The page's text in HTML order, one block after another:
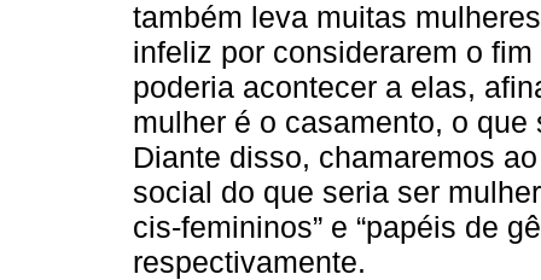
também leva muitas
infeliz por considerarem o
poderia acontecer a elas,
mulher é o casamento, o
Diante disso, chamaremos
social do que seria ser
cis-femininos” e “papéis de
respectivamente.